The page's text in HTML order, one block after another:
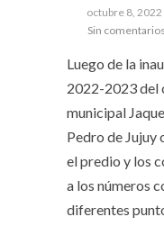
octubre 8, 2022
Sin
Luego de la
2022-2023 del
municipal
Pedro de Jujuy
el predio y los
a los números
diferentes